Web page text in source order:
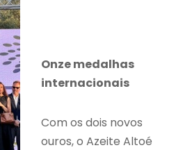
Onze medalhas
internacionais
Com os dois novos
ouros, o Azeite Altoé